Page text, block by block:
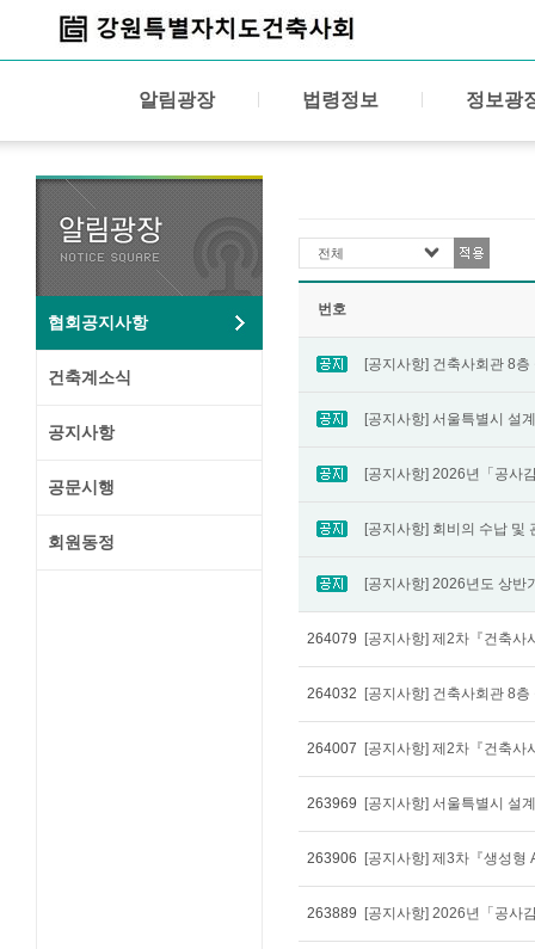
알림광장 법령정보 정보광
협회공지사항
건축계소식
공지사항
공문시행
회원동정
전체
번호
[공지사항] 회비의 수납 및
264079 [공지사항] 제2차『건축사
264032
264007
263969
263906
263889